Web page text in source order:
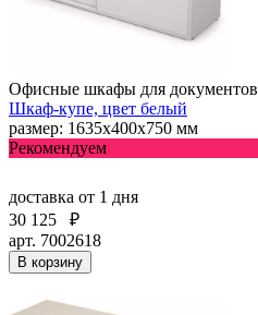
Офисные шкафы для документов
Шкаф-купе, цвет белый
размер: 1635х400х750 мм
Рекомендуем
доставка от 1 дня
30 125
₽
арт. 7002618
В корзину